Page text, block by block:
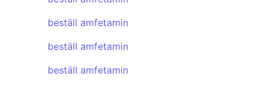
beställ amfetamin
beställ amfetamin
beställ amfetamin